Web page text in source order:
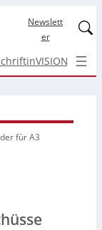
Newslett
er
inVISION Top
für A3